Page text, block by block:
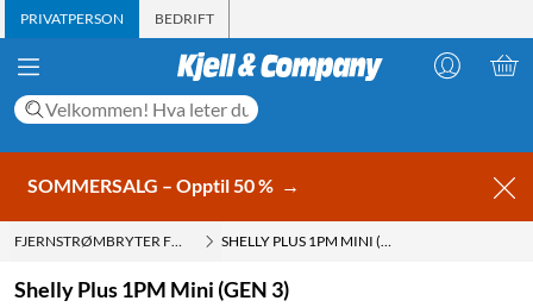
PRIVATPERSON BEDRIFT
SOMMERSALG – Opptil 50 % →
FJERNSTRØMBRYTER FOR INNEBYGD SHELLY PLUS 1PM MINI (GEN 3)
Shelly Plus 1PM Mini (GEN 3)